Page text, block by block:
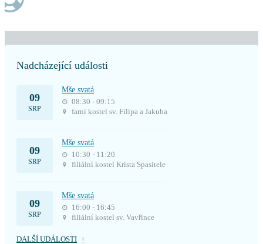
Nadcházející události
09
SRP
Mše svatá
08:30 - 09:15
farní kostel sv. Filipa a Jakuba
09
SRP
Mše svatá
10:30 - 11:20
filiální kostel Krista Spasitele
09
SRP
Mše svatá
16:00 - 16:45
filiální kostel sv. Vavřince
DALŠÍ UDÁLOSTI